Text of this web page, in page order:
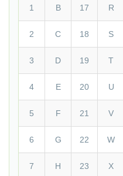
1 B 17 R
2 C 18 S
3 D 19 T
4 E 20 U
5 F 21 V
6 G 22 W
7 H 23 X